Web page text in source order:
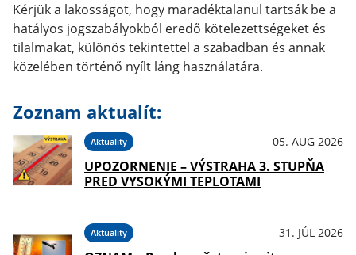
Kérjük a lakosságot, hogy maradéktalanul tartsák be a
hatályos jogszabályokból eredő kötelezettségeket és
tilalmakat, különös tekintettel a szabadban és annak
közelében történő nyílt láng használatára.
Zoznam aktualít:
Aktuality 05. AUG 2026
UPOZORNENIE – VÝSTRAHA 3. STUPŇA
PRED VYSOKÝMI TEPLOTAMI
Aktuality 31. JÚL 2026